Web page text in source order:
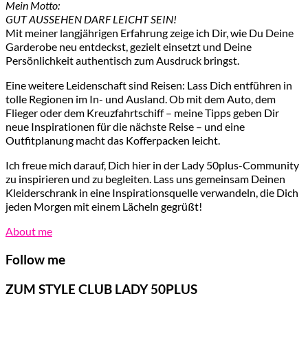
Mein Motto:
GUT AUSSEHEN DARF LEICHT SEIN!
Mit meiner langjährigen Erfahrung zeige ich Dir, wie Du Deine
Garderobe neu entdeckst, gezielt einsetzt und Deine
Persönlichkeit authentisch zum Ausdruck bringst.
Eine weitere Leidenschaft sind Reisen: Lass Dich entführen in
tolle Regionen im In- und Ausland. Ob mit dem Auto, dem
Flieger oder dem Kreuzfahrtschiff – meine Tipps geben Dir
neue Inspirationen für die nächste Reise – und eine
Outfitplanung macht das Kofferpacken leicht.
Ich freue mich darauf, Dich hier in der Lady 50plus-Community
zu inspirieren und zu begleiten. Lass uns gemeinsam Deinen
Kleiderschrank in eine Inspirationsquelle verwandeln, die Dich
jeden Morgen mit einem Lächeln gegrüßt!
About me
Follow me
ZUM STYLE CLUB LADY 50PLUS